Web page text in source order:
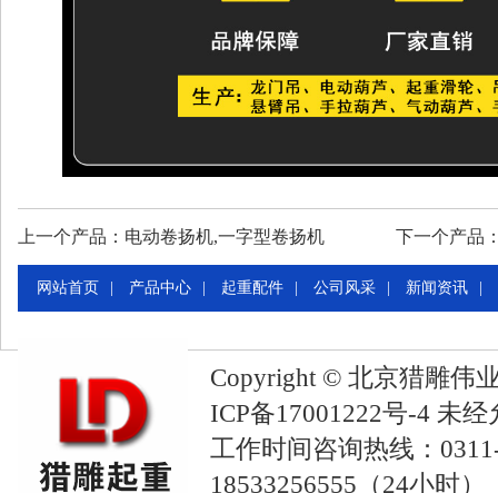
上一个产品： 电动卷扬机,一字型卷扬机 下一个产品
网站首页 产品中心 起重配件 公司风采 新闻资讯
Copyright © 北京猎雕伟
ICP备17001222号-4 未经
工作时间咨询热线：
18533256555（24小时）